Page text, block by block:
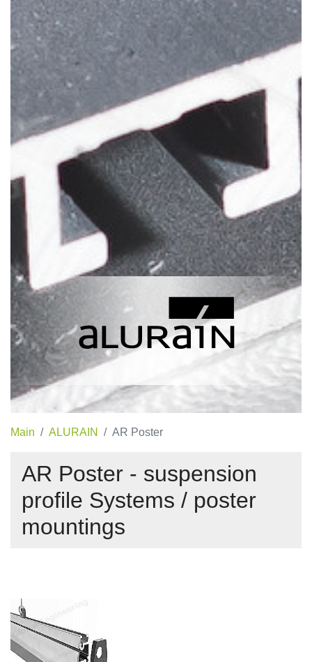
Main ALURAIN AR Poster
AR Poster - suspension
profile Systems / poster
mountings